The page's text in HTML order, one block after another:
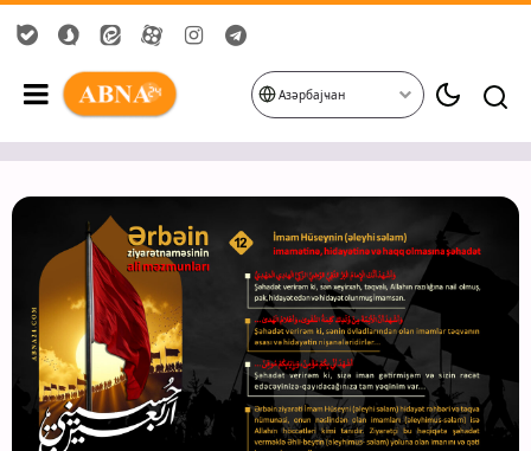
Азәрбајҹан